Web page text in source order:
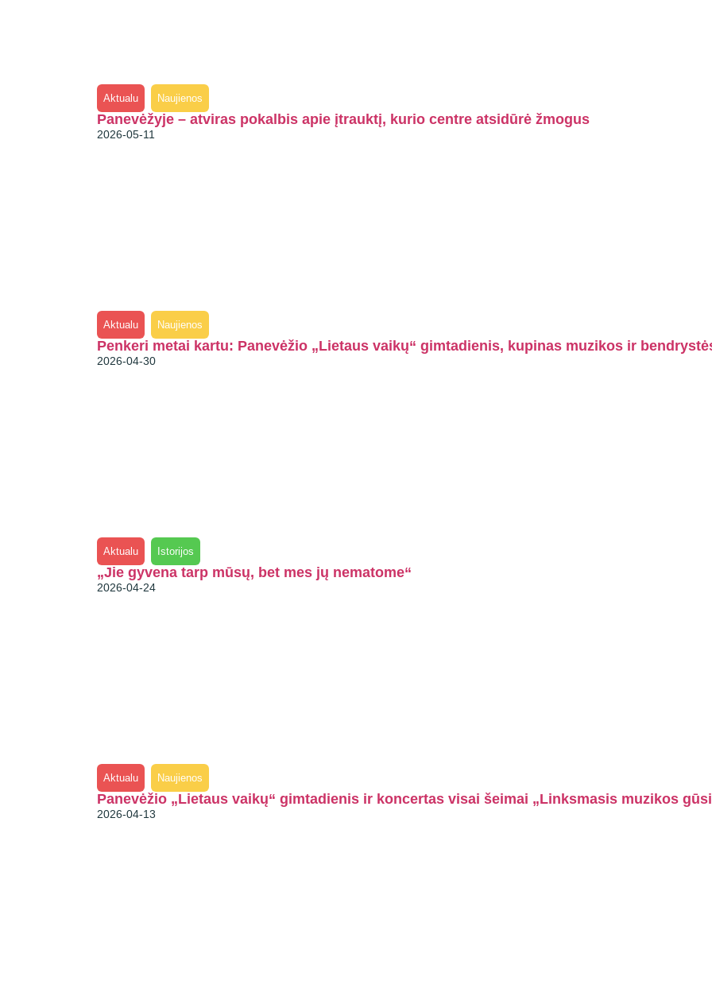
Aktualu Naujienos
Panevėžyje – atviras pokalbis apie įtrauktį, kurio centre atsidūrė žmogus
2026-05-11
Aktualu Naujienos
Penkeri metai kartu: Panevėžio „Lietaus vaikų“ gimtadienis, kupinas muzikos ir
2026-04-30
Aktualu Istorijos
„Jie gyvena tarp mūsų, bet mes jų nematome“
2026-04-24
Aktualu Naujienos
Panevėžio „Lietaus vaikų“ gimtadienis ir koncertas visai šeimai „Linksmasis muzikos
2026-04-13